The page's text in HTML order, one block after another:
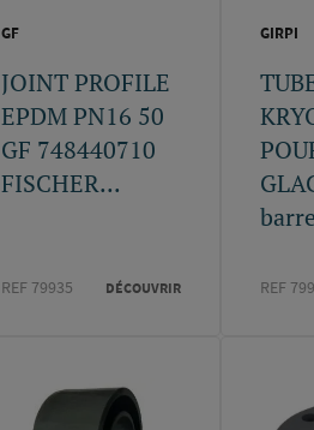
GF
JOINT PROFILE
EPDM PN16 50
GF 748440710
FISCHER...
REF 79935 DÉCOUVRIR
GIRPI
REF